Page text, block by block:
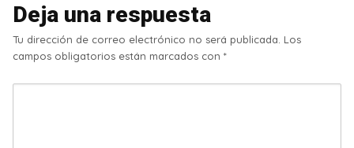
Deja una respuesta
Tu dirección de correo electrónico no será publicada. Los
campos obligatorios están marcados con *